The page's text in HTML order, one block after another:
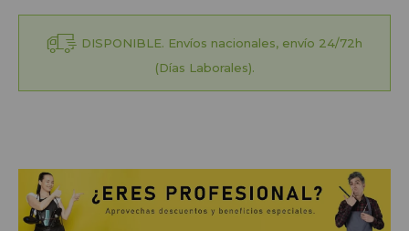
DISPONIBLE. Envíos nacionales, envío 24/72h
(Días Laborales).